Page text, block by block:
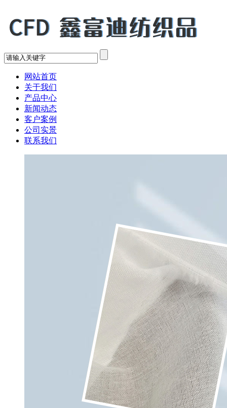
网站首页
关于我们
产品中心
新闻动态
客户案例
公司实景
联系我们